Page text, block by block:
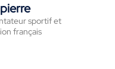
sportif et
français